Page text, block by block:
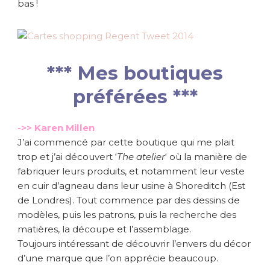
bas !
*** Mes boutiques
préférées ***
->> Karen Millen
J’ai commencé par cette boutique qui me plait
trop et j’ai découvert ‘The atelier‘ où la manière de
fabriquer leurs produits, et notamment leur veste
en cuir d’agneau dans leur usine à Shoreditch (Est
de Londres). Tout commence par des dessins de
modèles, puis les patrons, puis la recherche des
matières, la découpe et l’assemblage.
Toujours intéressant de découvrir l’envers du décor
d’une marque que l’on apprécie beaucoup.